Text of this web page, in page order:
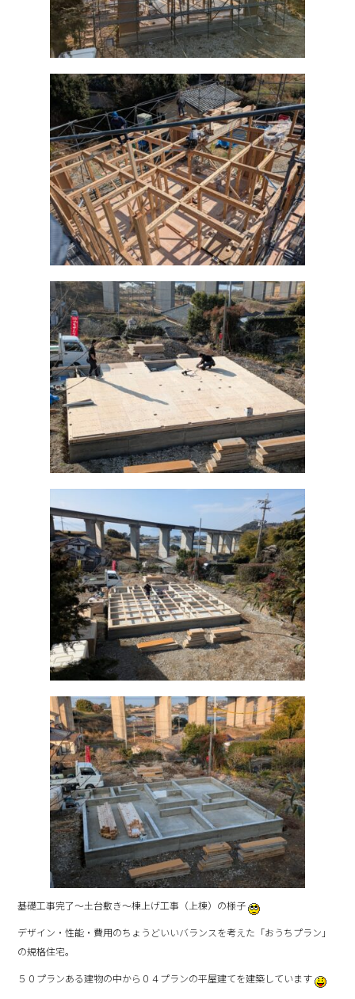
基礎工事完了～土台敷き～棟上げ工事（上棟）の様子
デザイン・性能・費用のちょうどいいバランスを考えた「おうちプラン」
の規格住宅。
５０プランある建物の中から０４プランの平屋建てを建築しています